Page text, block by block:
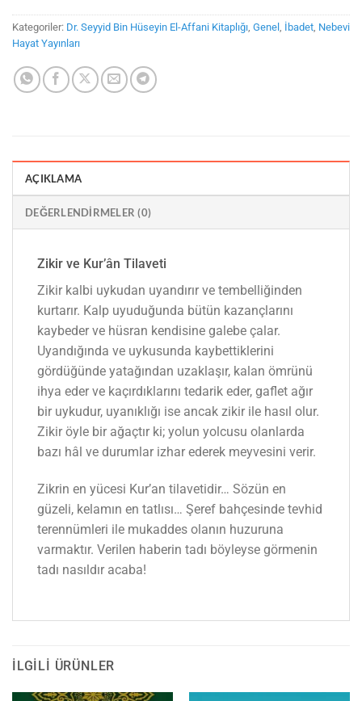
Kategoriler: Dr. Seyyid Bin Hüseyin El-Affani Kitaplığı Genel İbadet Nebevi
Hayat Yayınları
AÇIKLAMA
DEĞERLENDIRMELER (0)
Zikir ve Kur’ân Tilaveti
Zikir kalbi uykudan uyandırır ve tembelliğinden
kurtarır. Kalp uyuduğunda bütün kazançlarını
kaybeder ve hüsran kendisine galebe çalar.
Uyandığında ve uykusunda kaybettiklerini
gördüğünde yatağından uzaklaşır, kalan ömrünü
ihya eder ve kaçırdıklarını tedarik eder, gaflet ağır
bir uykudur, uyanıklığı ise ancak zikir ile hasıl olur.
Zikir öyle bir ağaçtır ki; yolun yolcusu olanlarda
bazı hâl ve durumlar izhar ederek meyvesini verir.
Zikrin en yücesi Kur’an tilavetidir… Sözün en
güzeli, kelamın en tatlısı… Şeref bahçesinde tevhid
terennümleri ile mukaddes olanın huzuruna
varmaktır. Verilen haberin tadı böyleyse görmenin
tadı nasıldır acaba!
İLGILI ÜRÜNLER